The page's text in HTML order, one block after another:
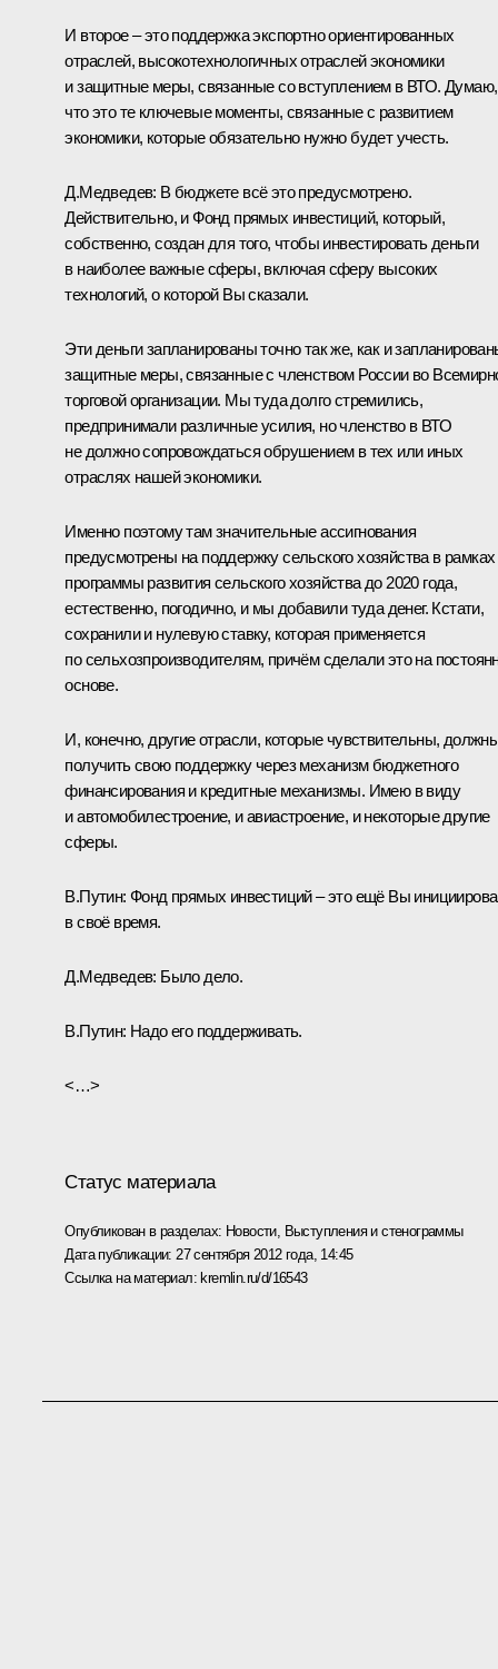
И второе – это поддержка экспортно ориентированных
отраслей, высокотехнологичных отраслей экономики
и защитные меры, связанные со вступлением в ВТО. Думаю,
что это те ключевые моменты, связанные с развитием
экономики, которые обязательно нужно будет учесть.
Д.Медведев: В бюджете всё это предусмотрено.
Действительно, и Фонд прямых инвестиций, который,
собственно, создан для того, чтобы инвестировать деньги
в наиболее важные сферы, включая сферу высоких
технологий, о которой Вы сказали.
Эти деньги запланированы точно так же, как и
защитные меры, связанные с членством России во
торговой организации. Мы туда долго стремились,
предпринимали различные усилия, но членство в ВТО
не должно сопровождаться обрушением в тех или иных
отраслях нашей экономики.
Именно поэтому там значительные ассигнования
предусмотрены на поддержку сельского хозяйства в рамках
программы развития сельского хозяйства до 2020 года,
естественно, погодично, и мы добавили туда денег. Кстати,
сохранили и нулевую ставку, которая применяется
по сельхозпроизводителям, причём сделали это на
основе.
И, конечно, другие отрасли, которые чувствительны,
получить свою поддержку через механизм бюджетного
финансирования и кредитные механизмы. Имею в виду
и автомобилестроение, и авиастроение, и некоторые другие
сферы.
В.Путин: Фонд прямых инвестиций – это ещё Вы
в своё время.
Д.Медведев: Было дело.
В.Путин: Надо его поддерживать.
<…>
Статус материала
Опубликован в разделах: Новости, Выступления и стенограммы
Дата публикации: 27 сентября 2012 года, 14:45
Ссылка на материал: kremlin.ru/d/16543